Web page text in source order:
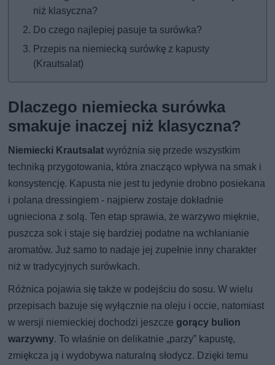
niż klasyczna?
Do czego najlepiej pasuje ta surówka?
Przepis na niemiecką surówkę z kapusty
(Krautsalat)
Dlaczego niemiecka surówka
smakuje inaczej niż klasyczna?
Niemiecki Krautsalat wyróżnia się przede wszystkim
techniką przygotowania, która znacząco wpływa na smak i
konsystencję. Kapusta nie jest tu jedynie drobno posiekana
i polana dressingiem - najpierw zostaje dokładnie
ugnieciona z solą. Ten etap sprawia, że warzywo mięknie,
puszcza sok i staje się bardziej podatne na wchłanianie
aromatów. Już samo to nadaje jej zupełnie inny charakter
niż w tradycyjnych surówkach.
Różnica pojawia się także w podejściu do sosu. W wielu
przepisach bazuje się wyłącznie na oleju i occie, natomiast
w wersji niemieckiej dochodzi jeszcze gorący bulion
warzywny. To właśnie on delikatnie „parzy” kapustę,
zmiękcza ją i wydobywa naturalną słodycz. Dzięki temu